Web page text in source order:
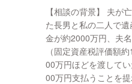
【相談の背景】 夫が
た長男と私の二人で
金が約2000万円、夫
（固定資産税評価額
00万円ほどを渡して
00万円支払うことを